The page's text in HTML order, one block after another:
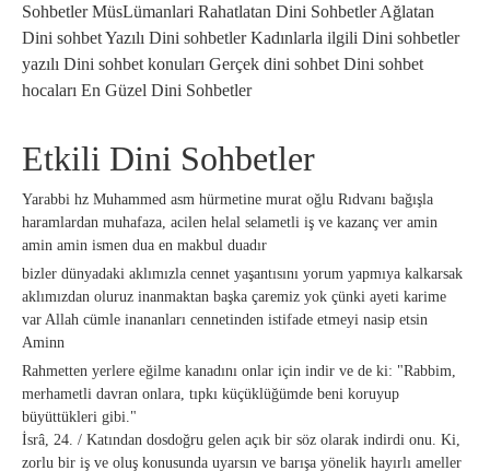
Sohbetler MüsLümanlari Rahatlatan Dini Sohbetler Ağlatan
Dini sohbet Yazılı Dini sohbetler Kadınlarla ilgili Dini sohbetler
yazılı Dini sohbet konuları Gerçek dini sohbet Dini sohbet
hocaları En Güzel Dini Sohbetler
Etkili Dini Sohbetler
Yarabbi hz Muhammed asm hürmetine murat oğlu Rıdvanı bağışla
haramlardan muhafaza, acilen helal selametli iş ve kazanç ver amin
amin amin ismen dua en makbul duadır
bizler dünyadaki aklımızla cennet yaşantısını yorum yapmıya kalkarsak
aklımızdan oluruz inanmaktan başka çaremiz yok çünki ayeti karime
var Allah cümle inananları cennetinden istifade etmeyi nasip etsin
Aminn
Rahmetten yerlere eğilme kanadını onlar için indir ve de ki: "Rabbim,
merhametli davran onlara, tıpkı küçüklüğümde beni koruyup
büyüttükleri gibi."
İsrâ, 24. / Katından dosdoğru gelen açık bir söz olarak indirdi onu. Ki,
zorlu bir iş ve oluş konusunda uyarsın ve barışa yönelik hayırlı ameller